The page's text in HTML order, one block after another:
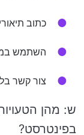
כתוב
השתמש
צור קשר
ש: מהן
בפינטרסט?